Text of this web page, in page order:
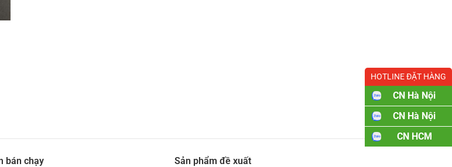
bán chạy Sản phẩm đề xuất
HOTLINE ĐẶT HÀNG
CN Hà Nội
CN Hà Nội
CN HCM